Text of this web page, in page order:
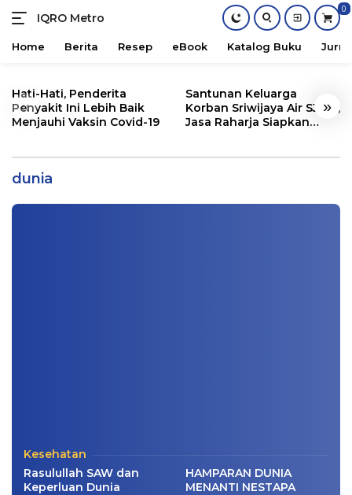
content
IQRO Metro
Lets
Bright
0
Home Berita Resep eBook Katalog Buku
« »
Hati-Hati, Penderita
Penyakit Ini Lebih Baik
Menjauhi Vaksin Covid-19
Santunan Keluarga
Korban Sriwijaya Air SJ182,
Jasa Raharja Siapkan
dunia
Kondisi Nabi SAW
Khutbah Jum'at
Kesehatan
Rasulullah SAW dan
Keperluan Dunia
HAMPARAN DUNIA
MENANTI NESTAPA